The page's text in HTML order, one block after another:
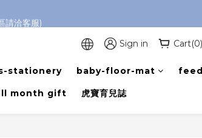
請洽客服)
Sign in Cart(0)
stationery baby-floor-mat
month gift 虎寶育兒誌